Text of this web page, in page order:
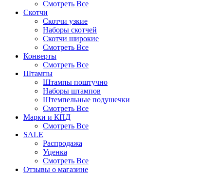
Смотреть Все
Скотчи
Скотчи узкие
Наборы скотчей
Скотчи широкие
Смотреть Все
Конверты
Смотреть Все
Штампы
Штампы поштучно
Наборы штампов
Штемпельные подушечки
Смотреть Все
Марки и КПД
Смотреть Все
SALE
Распродажа
Уценка
Смотреть Все
Отзывы о магазине